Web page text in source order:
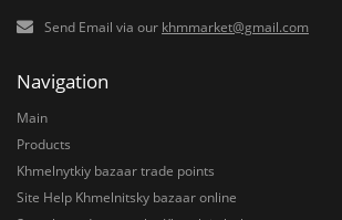
Send Email via our khmmarket@gmail.com
Navigation
Main
Products
Khmelnytkiy bazaar trade points
Site Help Khmelnitsky bazaar online